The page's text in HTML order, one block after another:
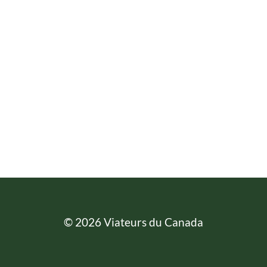
© 2026 Viateurs du Canada